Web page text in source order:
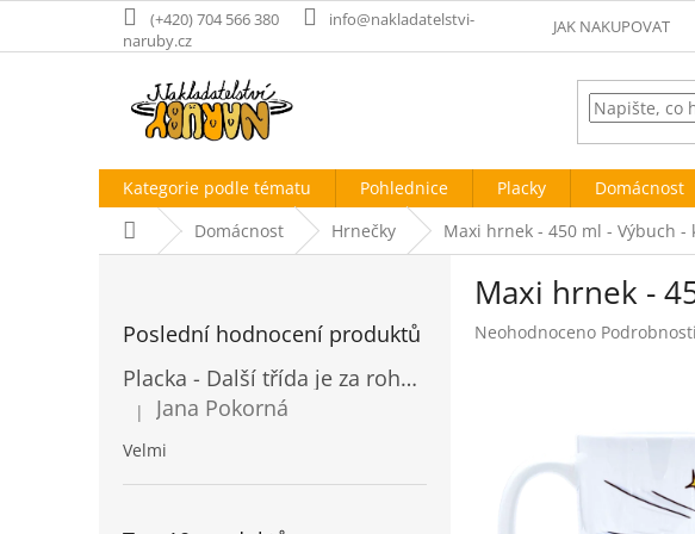
obsah
(+420) 704 566 380
info@nakladatelstvi-
naruby.cz
JAK NAKUPOVAT
Kategorie podle tématu Pohlednice Placky Domácnost
Domů Domácnost Hrnečky Maxi hrnek - 450 ml - Výbuch -
Poslední hodnocení produktů
Placka - Další třída je za rohem
Hodnocení produktu je 5 z 5 hvězdiček.
| Jana Pokorná
Velmi
Maxi hrnek -
Průměrné
hvězdiček.
Neohodnoceno